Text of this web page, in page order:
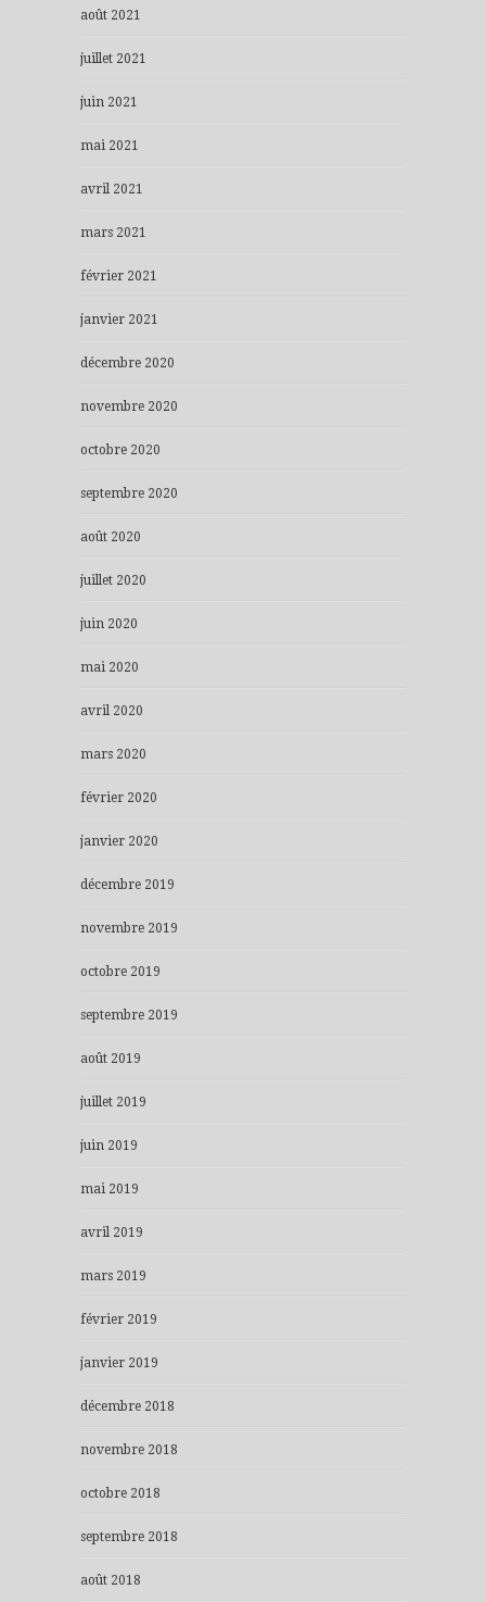
août 2021
juillet 2021
juin 2021
mai 2021
avril 2021
mars 2021
février 2021
janvier 2021
décembre 2020
novembre 2020
octobre 2020
septembre 2020
août 2020
juillet 2020
juin 2020
mai 2020
avril 2020
mars 2020
février 2020
janvier 2020
décembre 2019
novembre 2019
octobre 2019
septembre 2019
août 2019
juillet 2019
juin 2019
mai 2019
avril 2019
mars 2019
février 2019
janvier 2019
décembre 2018
novembre 2018
octobre 2018
septembre 2018
août 2018